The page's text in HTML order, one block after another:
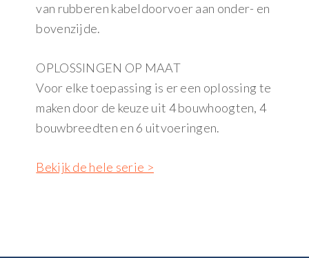
van rubberen kabeldoorvoer aan onder- en
bovenzijde.
OPLOSSINGEN OP MAAT
Voor elke toepassing is er een oplossing te
maken door de keuze uit 4 bouwhoogten, 4
bouwbreedten en 6 uitvoeringen.
Bekijk de hele serie >